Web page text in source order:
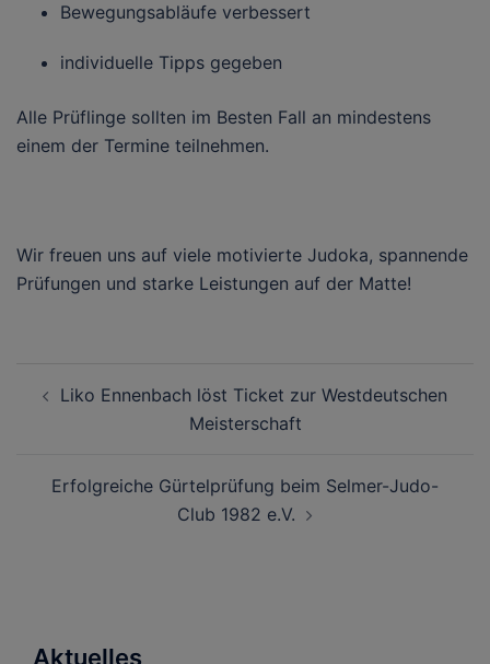
Bewegungsabläufe verbessert
individuelle Tipps gegeben
Alle Prüflinge sollten im Besten Fall an mindestens
einem der Termine teilnehmen.
Wir freuen uns auf viele motivierte Judoka, spannende
Prüfungen und starke Leistungen auf der Matte!
Liko Ennenbach löst Ticket zur Westdeutschen
Meisterschaft
Erfolgreiche Gürtelprüfung beim Selmer-Judo-
Club 1982 e.V.
Aktuelles